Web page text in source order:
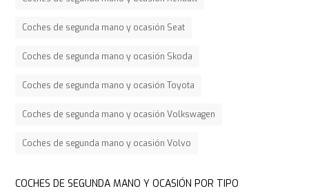
Coches de segunda mano y ocasión Seat
Coches de segunda mano y ocasión Skoda
Coches de segunda mano y ocasión Toyota
Coches de segunda mano y ocasión Volkswagen
Coches de segunda mano y ocasión Volvo
COCHES DE SEGUNDA MANO Y OCASIÓN POR TIPO